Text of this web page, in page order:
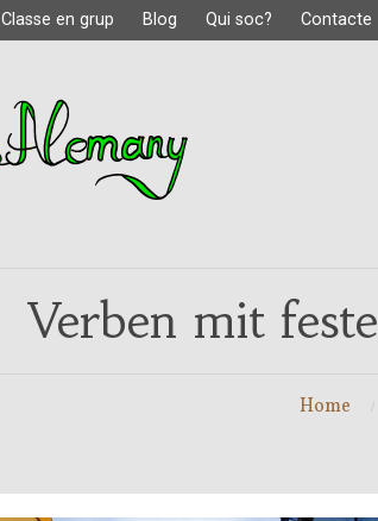
Classe en grup Blog Qui soc? Contacte
Verben mit
Home